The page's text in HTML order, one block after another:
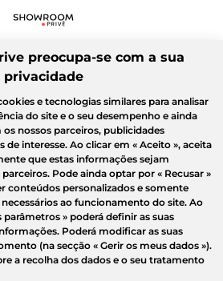
preocupa-se com a sua
privacidade
e tecnologias similares para analisar
do site e o seu desempenho e ainda
nossos parceiros, publicidades
de interesse. Ao clicar em « Aceito », aceita
que estas informações sejam
Pode ainda optar por « Recusar »
conteúdos personalizados e somente
ao funcionamento do site. Ao
parâmetros » poderá definir as suas
Poderá modificar as suas
(na secção « Gerir os meus dados »).
a recolha dos dados e o seu tratamento